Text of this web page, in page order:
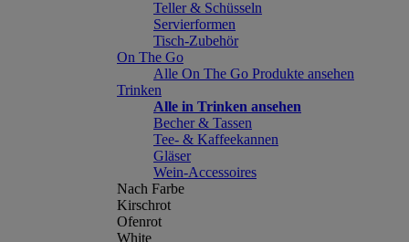
Teller & Schüsseln
Servierformen
Tisch-Zubehör
On The Go
Alle On The Go Produkte ansehen
Trinken
Alle in Trinken ansehen
Becher & Tassen
Tee- & Kaffeekannen
Gläser
Wein-Accessoires
Nach Farbe
Kirschrot
Ofenrot
White